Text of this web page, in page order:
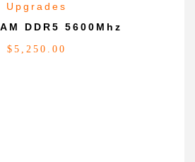
Upgrades
DDR5 5600Mhz
$ 5,250.00